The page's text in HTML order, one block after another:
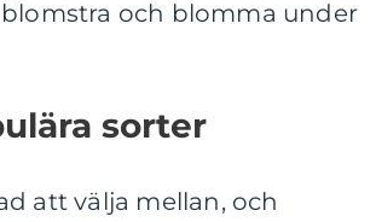
och blomma under
sorter
att välja mellan, och